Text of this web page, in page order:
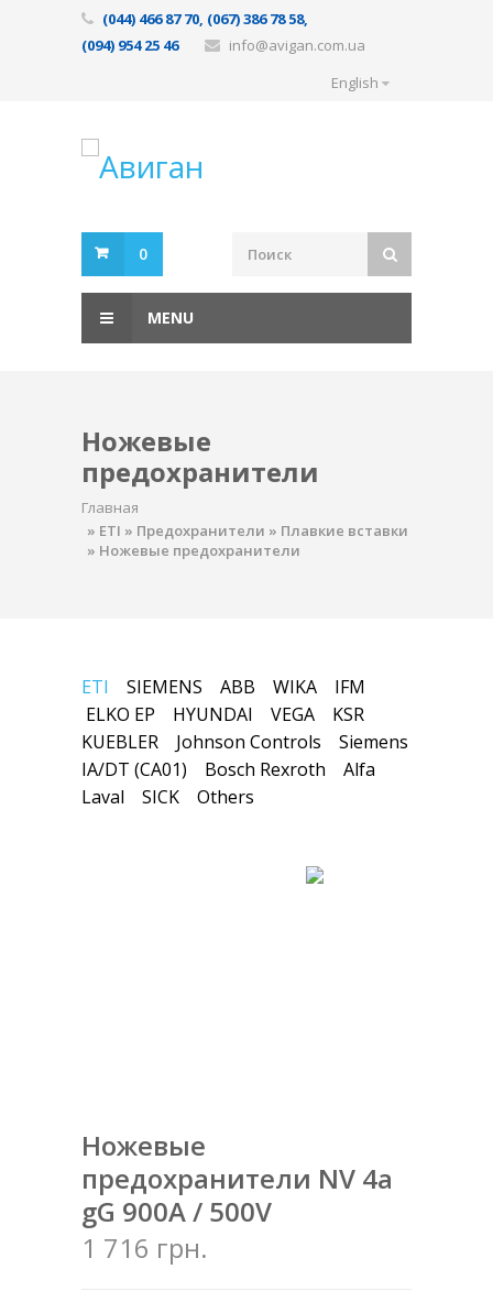
(044) 466 87 70, (067) 386 78 58,
(094) 954 25 46
info@avigan.com.ua
English
0
MENU
Ножевые
предохранители
Главная
» ETI » Предохранители » Плавкие вставки
» Ножевые предохранители
ETI SIEMENS ABB WIKA
IFM
ELKO EP
HYUNDAI VEGA
KSR
KUEBLER
Johnson Controls
Siemens
IA/DT (CA01)
Bosch Rexroth
Alfa
Laval
SICK Others
Ножевые
предохранители NV 4a
gG 900A / 500V
1 716 грн.